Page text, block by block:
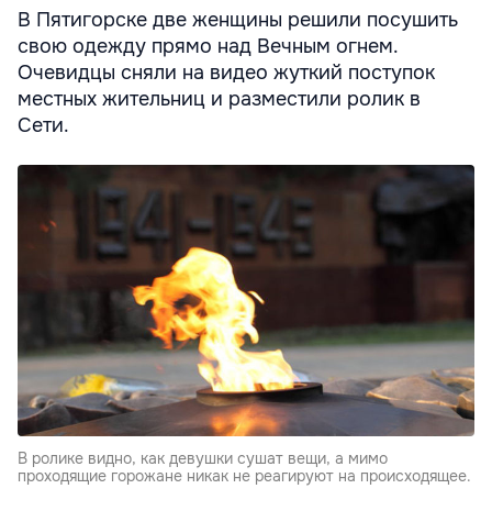
В Пятигорске две женщины решили посушить
свою одежду прямо над Вечным огнем.
Очевидцы сняли на видео жуткий поступок
местных жительниц и разместили ролик в
Сети.
В ролике видно, как девушки сушат вещи, а мимо
проходящие горожане никак не реагируют на происходящее.